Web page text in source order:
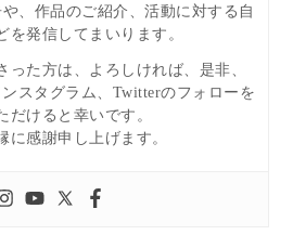
、作品のご紹介、活動に対する自
を発信してまいります。
った方は、よろしければ、是非、
スタグラム、Twitterのフォローを
だけると幸いです。
に感謝申し上げます。